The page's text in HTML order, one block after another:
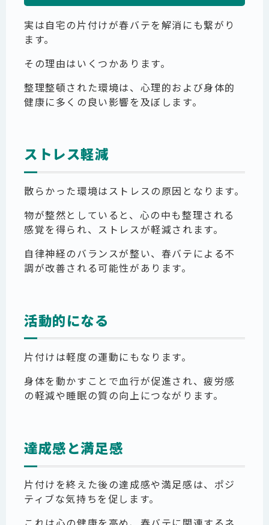
実は自宅の片付けが春バテを解消にも繋がり
ます。
その理由はいくつかあります。
整理整頓された環境は、心理的および身体的
健康に多くの良い影響を及ぼします。
ストレス軽減
散らかった環境はストレスの原因となります。
物が整然としていると、心の中も整理される
感覚を得られ、ストレスが軽減されます。
自律神経のバランスが整い、春バテによる不
調が改善される可能性があります。
活動的になる
片付けは軽度の運動にもなります。
身体を動かすことで血行が促進され、疲労感
の軽減や睡眠の質の向上につながります。
達成感と満足感
片付けを終えた後の達成感や満足感は、ポジ
ティブな気持ちを促します。